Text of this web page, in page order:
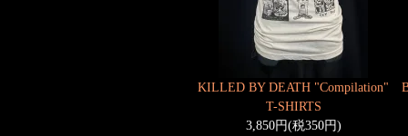
KILLED BY DEATH "Compilation"
T-SHIRTS
3,850円(税350円)